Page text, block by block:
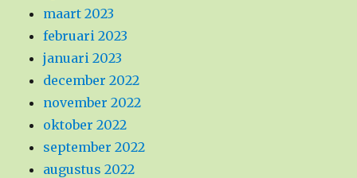
maart 2023
februari 2023
januari 2023
december 2022
november 2022
oktober 2022
september 2022
augustus 2022